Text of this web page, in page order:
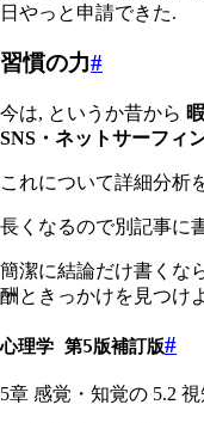
日やっと申請できた.
習慣の力#
今は, というか昔から
SNS・ネットサーフィ
これについて詳細分析
長くなるので別記事に
簡潔に結論だけ書くな
酬ときっかけを見つけ
心理学 第5版補訂版#
5章 感覚・知覚の 5.2